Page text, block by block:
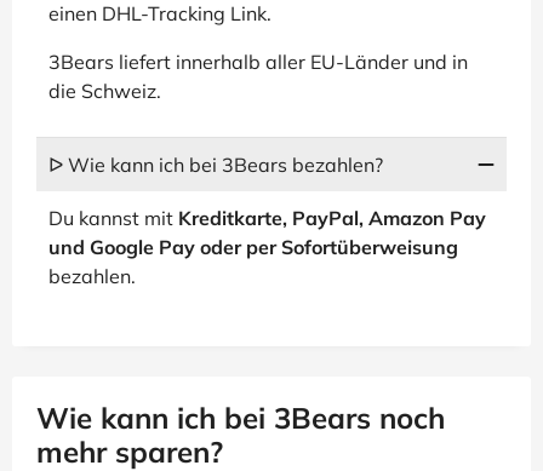
einen DHL-Tracking Link.
3Bears liefert innerhalb aller EU-Länder und in
die Schweiz.
ᐅ Wie kann ich bei 3Bears bezahlen?
Du kannst mit Kreditkarte, PayPal, Amazon Pay
und Google Pay oder per Sofortüberweisung
bezahlen.
Wie kann ich bei 3Bears noch
mehr sparen?